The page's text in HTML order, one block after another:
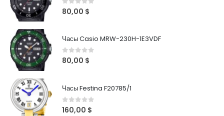
0out of 5
80,00 $
Часы Casio MRW-230H-1E3VDF
0out of 5
80,00 $
Часы Festina F20785/1
0out of 5
160,00 $